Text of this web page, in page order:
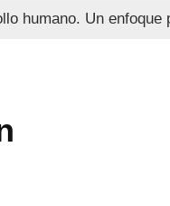
humano. Un enfoque